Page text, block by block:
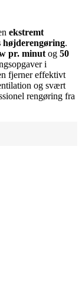
ekstremt
højderengøring.
pr. minut og 50
i
fjerner effektivt
og svært
rengøring fra